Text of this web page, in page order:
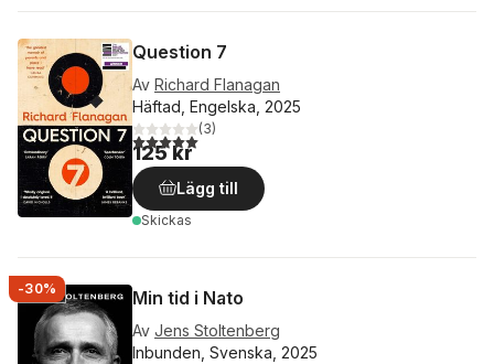
Question 7
Av Richard Flanagan
Häftad, Engelska, 2025
5,0utav 5 stjärnor. Totalt antal röster:
(3)
125 kr
Lägg till
Skickas
-30% Min tid i Nato
Av Jens Stoltenberg
Inbunden, Svenska, 2025